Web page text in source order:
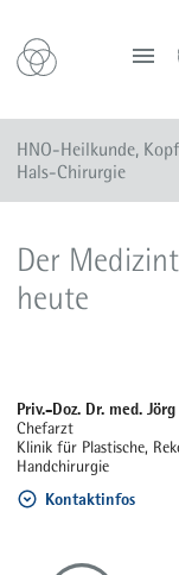
HNO-Heilkunde,
Hals-Chirurgie
Diagnose und Therapie
Team
Der
heute
Priv.-Doz. Dr. med.
Chefarzt
Klinik für Plastische,
Handchirurgie
Kontaktinfos